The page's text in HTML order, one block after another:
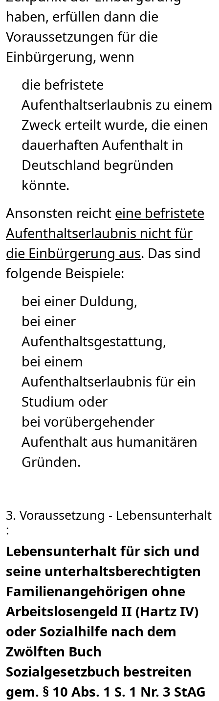
haben, erfüllen dann die
Voraussetzungen für die
Einbürgerung, wenn
die befristete
Aufenthaltserlaubnis zu einem
Zweck erteilt wurde, die einen
dauerhaften Aufenthalt in
Deutschland begründen
könnte.
Ansonsten reicht eine befristete
Aufenthaltserlaubnis nicht für
die Einbürgerung aus. Das sind
folgende Beispiele:
bei einer Duldung,
bei einer
Aufenthaltsgestattung,
bei einem
Aufenthaltserlaubnis für ein
Studium oder
bei vorübergehender
Aufenthalt aus humanitären
Gründen.
3. Voraussetzung - Lebensunterhalt
:
Lebensunterhalt für sich und
seine unterhaltsberechtigten
Familienangehörigen ohne
Arbeitslosengeld II (Hartz IV)
oder Sozialhilfe nach dem
Zwölften Buch
Sozialgesetzbuch bestreiten
gem. § 10 Abs. 1 S. 1 Nr. 3 StAG